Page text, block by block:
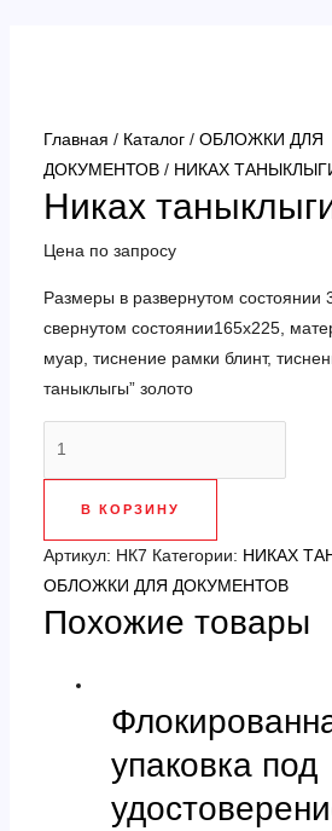
Главная / Каталог/ ОБЛОЖКИ ДЛЯ
ДОКУМЕНТОВ/ НИКАХ
Никах
Цена по запросу
Размеры в развернутом состоянии
свернутом состоянии165х225,
муар, тиснение рамки блинт,
таныклыгы” золото
В КОРЗИНУ
Артикул: НК7 Категории: НИКАХ
ОБЛОЖКИ ДЛЯ ДОКУМЕНТОВ
Похожие товары
упаковка под